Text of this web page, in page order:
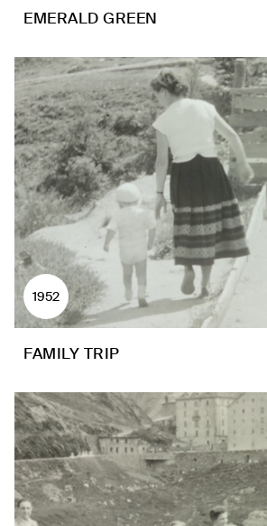
EMERALD GREEN
1952
FAMILY TRIP